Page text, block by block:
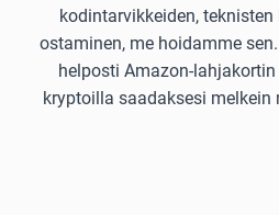
kodintarvikkeiden,
ostaminen, me hoidamme
helposti Amazon-
kryptoilla saadaksesi